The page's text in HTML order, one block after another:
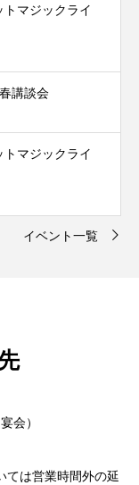
トマジックライ
講談会
トマジックライ
イベント一覧
会）
ては営業時間外の延